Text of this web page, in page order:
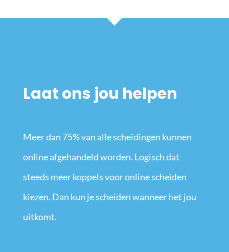
Laat ons jou helpen
Meer dan 75% van alle scheidingen kunnen
online afgehandeld worden. Logisch dat
steeds meer koppels voor online scheiden
kiezen. Dan kun je scheiden wanneer het jou
uitkomt.